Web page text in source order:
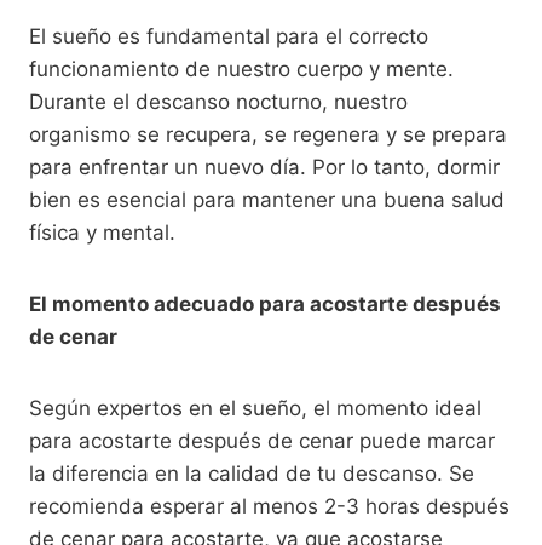
El sueño es fundamental para el correcto
funcionamiento de nuestro cuerpo y mente.
Durante el descanso nocturno, nuestro
organismo se recupera, se regenera y se prepara
para enfrentar un nuevo día. Por lo tanto, dormir
bien es esencial para mantener una buena salud
física y mental.
El momento adecuado para acostarte después
de cenar
Según expertos en el sueño, el momento ideal
para acostarte después de cenar puede marcar
la diferencia en la calidad de tu descanso. Se
recomienda esperar al menos 2-3 horas después
de cenar para acostarte, ya que acostarse